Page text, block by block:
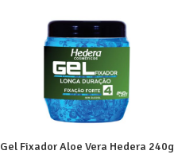
Gel Fixador Aloe Vera Hedera 240g